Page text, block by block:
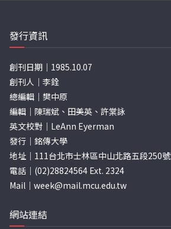
發行資訊
創刊日期｜1985.10.07
創刊人｜李銓
總編輯｜樊中原
編輯｜陳瑞斌、田美英、許棠詠
英文校對｜LeAnn Eyerman
發行｜銘傳大學
地址｜111台北市士林區中山北路五段250號
電話｜(02)28824564 Ext. 2324
Mail｜ week@mail.mcu.edu.tw
網站連結